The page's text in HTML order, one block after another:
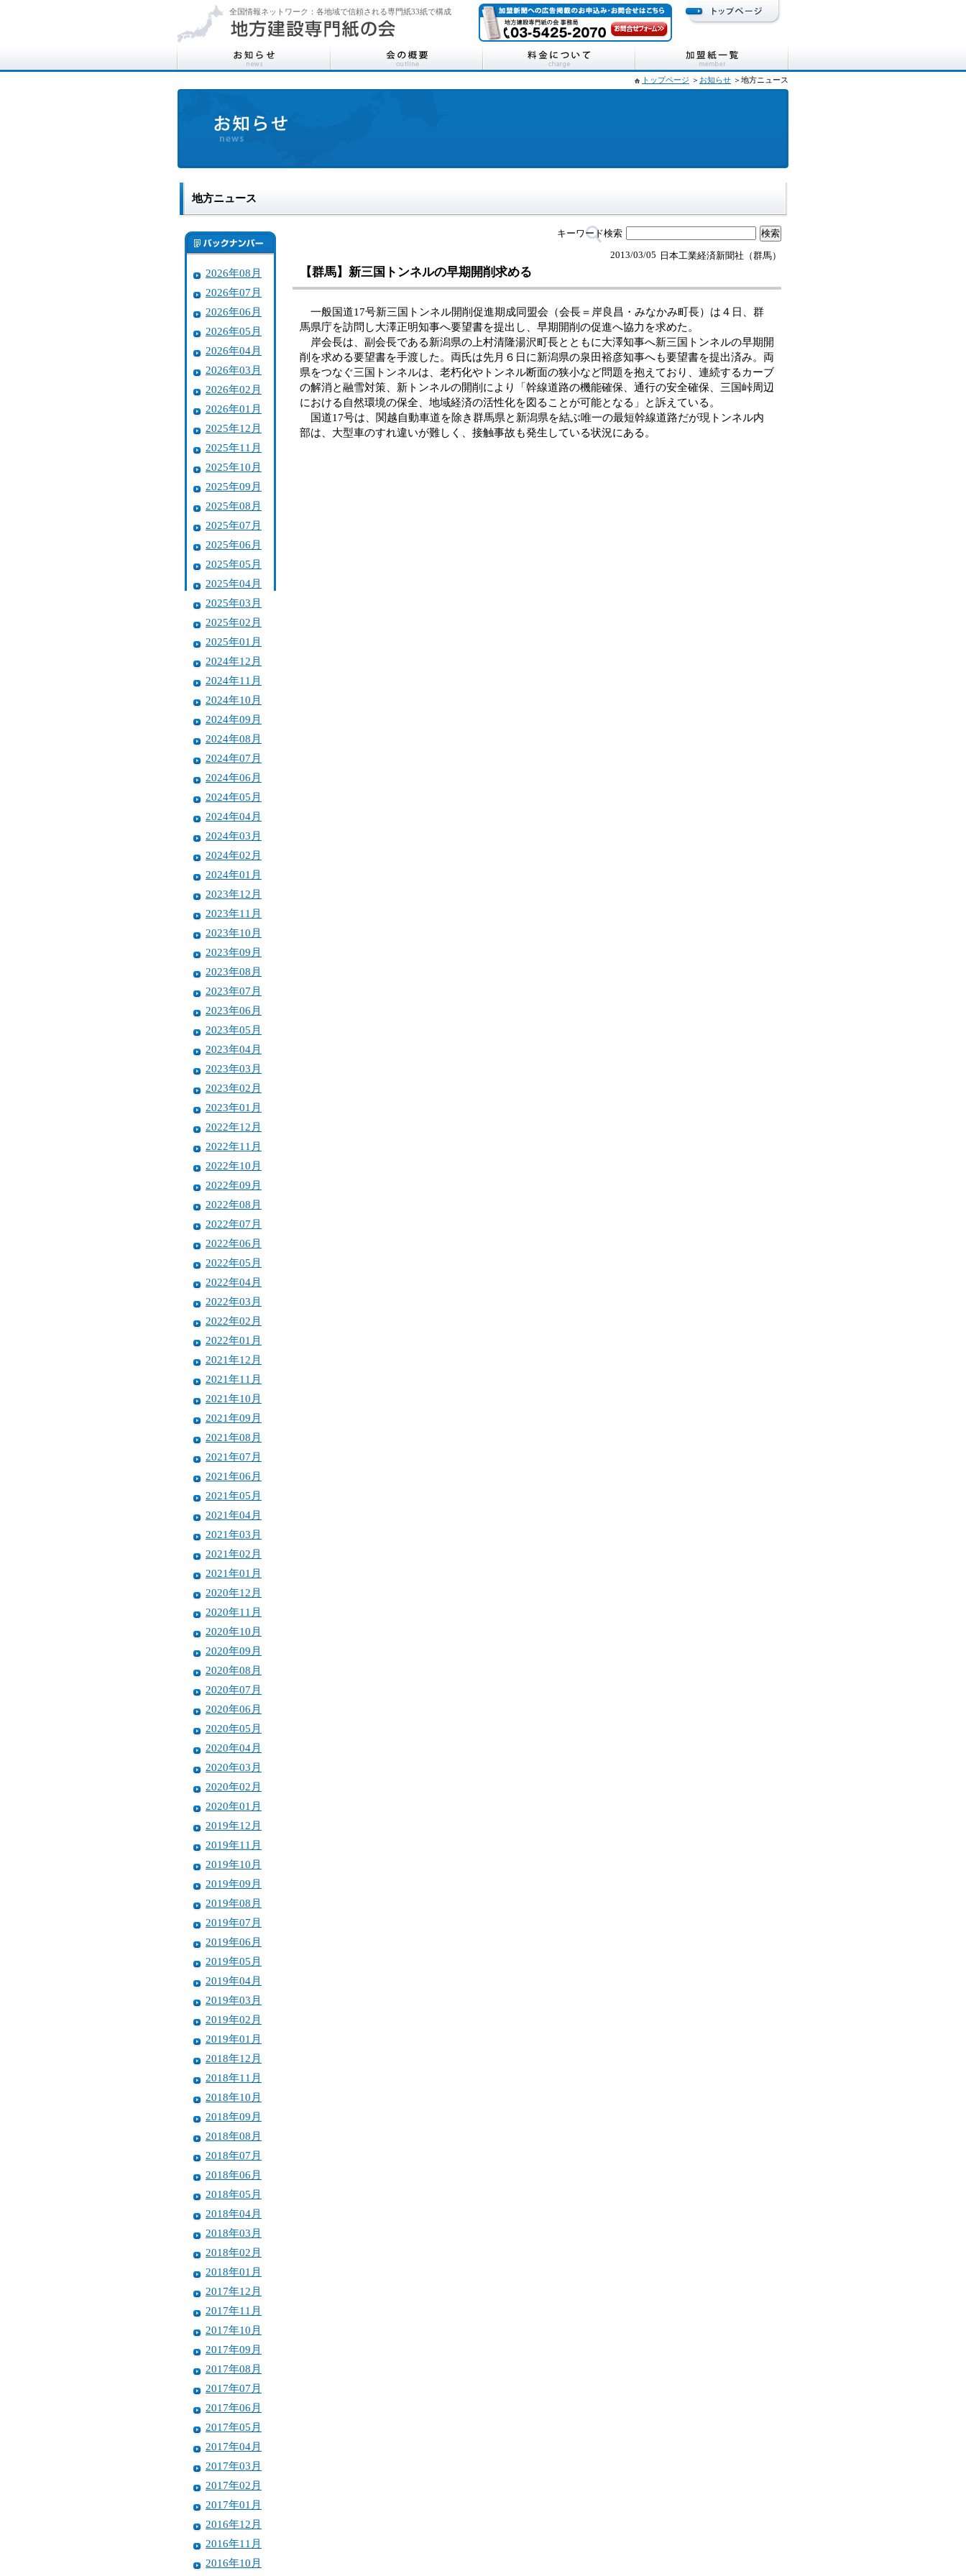
全国情報ネットワーク：各地域で信頼される専門紙33紙で構成
トップページ ＞ お知らせ ＞地方ニュース
地方ニュース
2026年08月
2026年07月
2026年06月
2026年05月
2026年04月
2026年03月
2026年02月
2026年01月
2025年12月
2025年11月
2025年10月
2025年09月
2025年08月
2025年07月
2025年06月
2025年05月
2025年04月
2025年03月
2025年02月
2025年01月
2024年12月
2024年11月
2024年10月
2024年09月
2024年08月
2024年07月
2024年06月
2024年05月
2024年04月
2024年03月
2024年02月
2024年01月
2023年12月
2023年11月
2023年10月
2023年09月
2023年08月
2023年07月
2023年06月
2023年05月
2023年04月
2023年03月
2023年02月
2023年01月
2022年12月
2022年11月
2022年10月
2022年09月
2022年08月
2022年07月
2022年06月
2022年05月
2022年04月
2022年03月
2022年02月
2022年01月
2021年12月
2021年11月
2021年10月
2021年09月
2021年08月
2021年07月
2021年06月
2021年05月
2021年04月
2021年03月
2021年02月
2021年01月
2020年12月
2020年11月
2020年10月
2020年09月
2020年08月
2020年07月
2020年06月
2020年05月
2020年04月
2020年03月
2020年02月
2020年01月
2019年12月
2019年11月
2019年10月
2019年09月
2019年08月
2019年07月
2019年06月
2019年05月
2019年04月
2019年03月
2019年02月
2019年01月
2018年12月
2018年11月
2018年10月
2018年09月
2018年08月
2018年07月
2018年06月
2018年05月
2018年04月
2018年03月
2018年02月
2018年01月
2017年12月
2017年11月
2017年10月
2017年09月
2017年08月
2017年07月
2017年06月
2017年05月
2017年04月
2017年03月
2017年02月
2017年01月
2016年12月
2016年11月
2016年10月
キーワード検索
日本工業経済新聞社（群馬）
2013/03/05
【群馬】新三国トンネルの早期開削求める
一般国道17号新三国トンネル開削促進期成同盟会（会長＝岸良昌・みなかみ町長）は４日、群
馬県庁を訪問し大澤正明知事へ要望書を提出し、早期開削の促進へ協力を求めた。
岸会長は、副会長である新潟県の上村清隆湯沢町長とともに大澤知事へ新三国トンネルの早期開
削を求める要望書を手渡した。両氏は先月６日に新潟県の泉田裕彦知事へも要望書を提出済み。両
県をつなぐ三国トンネルは、老朽化やトンネル断面の狭小など問題を抱えており、連続するカーブ
の解消と融雪対策、新トンネルの開削により「幹線道路の機能確保、通行の安全確保、三国峠周辺
における自然環境の保全、地域経済の活性化を図ることが可能となる」と訴えている。
国道17号は、関越自動車道を除き群馬県と新潟県を結ぶ唯一の最短幹線道路だが現トンネル内
部は、大型車のすれ違いが難しく、接触事故も発生している状況にある。